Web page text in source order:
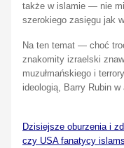
także w islamie — nie
szerokiego zasięgu jak
Na ten temat — choć
znakomity izraelski
muzułmańskiego i
ideologią, Barry Rubin w
Dzisiejsze oburzenia i
czy USA fanatycy